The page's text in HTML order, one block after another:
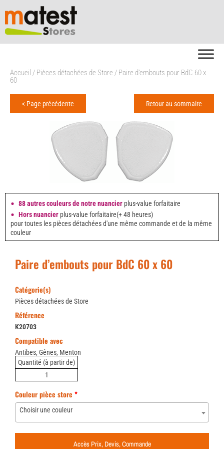
Accueil / Pièces détachées de Store / Paire d’embouts pour BdC 60 x
60
< Page précédente Retour au sommaire
88 autres couleurs de notre nuancier plus-value forfaitaire
Hors nuancier plus-value forfaitaire(+ 48 heures)
pour toutes les pièces détachées d'une même commande et de la même
couleur
Paire d’embouts pour BdC 60 x 60
Catégorie(s)
Pièces détachées de Store
Référence
K20703
Compatible avec
Antibes, Gênes, Menton
Quantité (à partir de)
1
Couleur pièce store *
Choisir une couleur
Accès Prix, Devis, Commande